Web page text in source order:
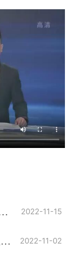
2022-11-15
2022-11-02